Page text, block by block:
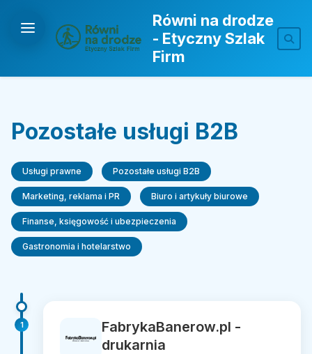
Równi na drodze
- Etyczny Szlak
Firm
Pozostałe usługi B2B
Usługi prawne Pozostałe usługi B2B
Marketing, reklama i PR Biuro i artykuły biurowe
Finanse, księgowość i ubezpieczenia
Gastronomia i hotelarstwo
1
FabrykaBanerow.pl -
drukarnia